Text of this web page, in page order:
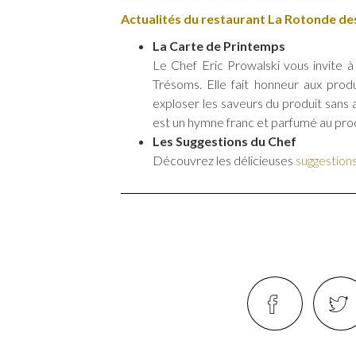
Actualités du restaurant La Rotonde
La Carte de Printemps
Le Chef Eric Prowalski vous invite
Trésoms. Elle fait honneur aux
exploser les saveurs du produit
est un hymne franc et parfumé au
Les Suggestions du Chef
Découvrez les délicieuses